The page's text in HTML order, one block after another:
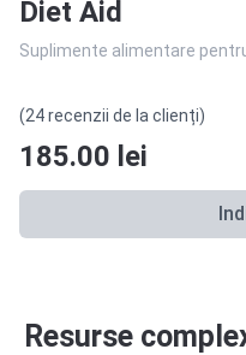
Diet Aid
Suplimente alimentare
(24 recenzii de la clienți)
185.00 lei
Resurse